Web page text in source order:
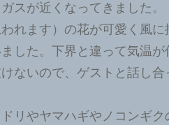
スが近くなってきました。
れます）の花が可愛く風に
した。下界と違って気温が
ないので、ゲストと話し合
リやヤマハギやノコンギク